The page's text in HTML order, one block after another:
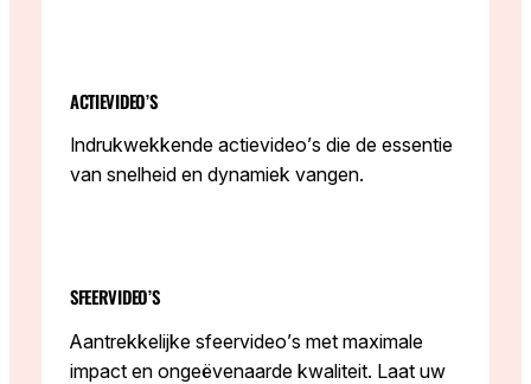
ACTIEVIDEO’S
Indrukwekkende actievideo’s die de essentie
van snelheid en dynamiek vangen.
SFEERVIDEO’S
Aantrekkelijke sfeervideo’s met maximale
impact en ongeëvenaarde kwaliteit. Laat uw